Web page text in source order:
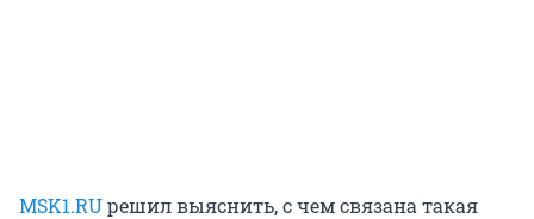
MSK1.RUрешил выяснить, с чем связана такая